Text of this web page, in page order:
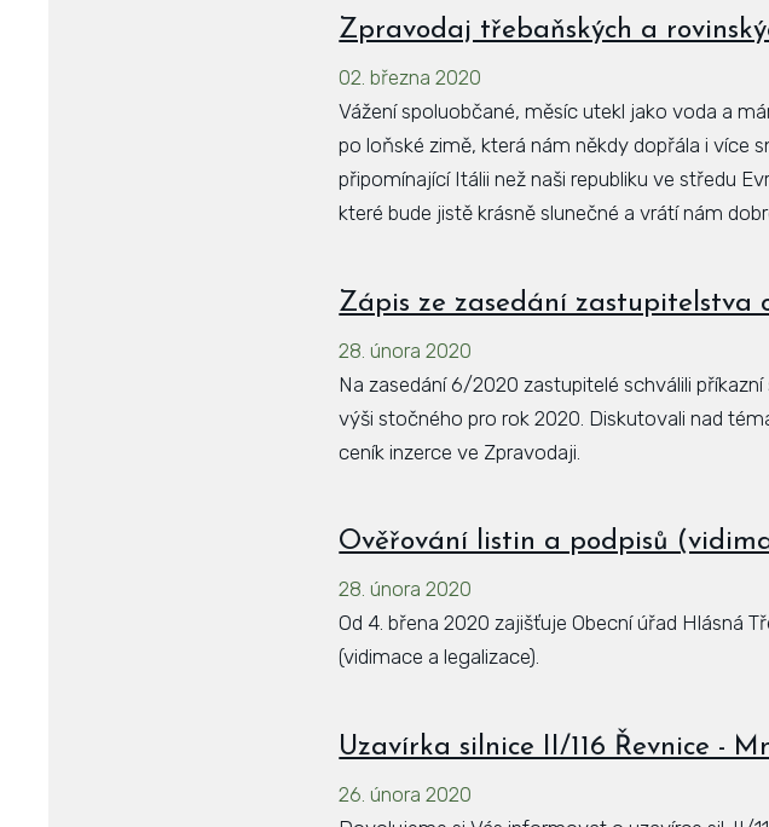
Zpravodaj třebaňských a
02. března 2020
Vážení spoluobčané, měsíc utekl jako voda a
po loňské zimě, která nám někdy dopřála i více
připomínající Itálii než naši republiku ve středu
které bude jistě krásně slunečné a vrátí nám
Zápis ze zasedání zastupitelstva
28. února 2020
Na zasedání 6/2020 zastupitelé schválili
výši stočného pro rok 2020. Diskutovali nad
ceník inzerce ve Zpravodaji.
Ověřování listin a podpisů
28. února 2020
Od 4. břena 2020 zajišťuje Obecní úřad Hlásná
(vidimace a legalizace).
Uzavírka silnice II/116 Řevnice -
26. února 2020